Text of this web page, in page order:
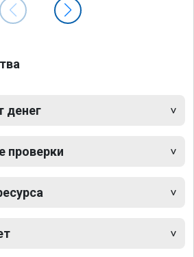
денег
проверки